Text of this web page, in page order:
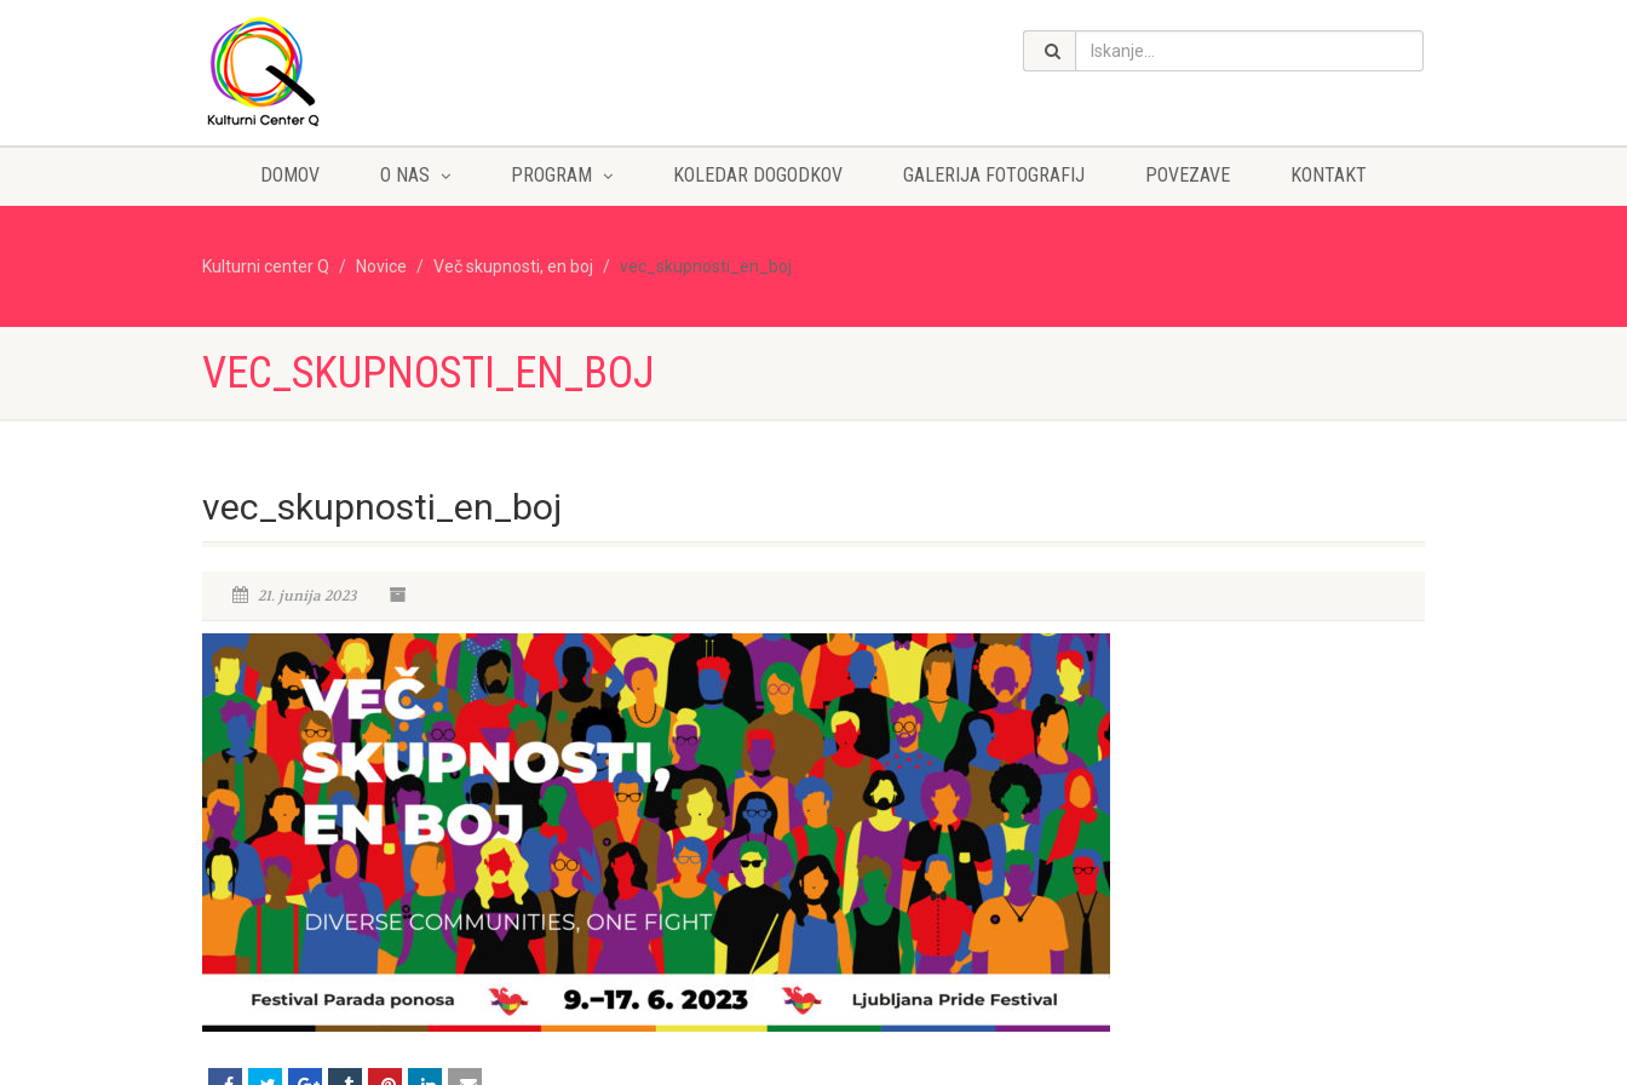
DOMOV O NAS PROGRAM KOLEDAR DOGODKOV GALERIJA FOTOGRAFIJ POVEZAVE KONTAKT
Kulturni center Q Novice Več skupnosti, en boj vec_skupnosti_en_boj
VEC_SKUPNOSTI_EN_BOJ
vec_skupnosti_en_boj
21. junija 2023